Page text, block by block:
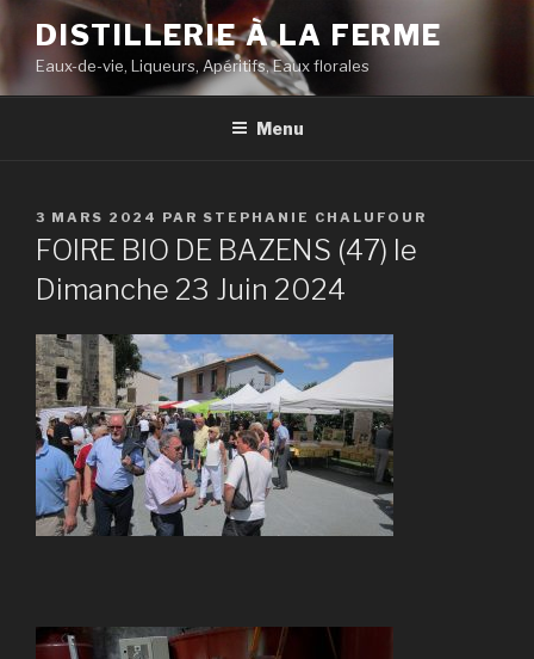
contenu
principal
DISTILLERIE À LA FERME
Eaux-de-vie, Liqueurs, Apéritifs, Eaux florales
Menu
PUBLIÉ
LE
3 MARS 2024 PAR STEPHANIE CHALUFOUR
FOIRE BIO DE BAZENS (47) le
Dimanche 23 Juin 2024